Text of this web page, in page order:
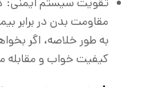
مقاومت بدن در برابر
به طور خلاصه، اگر
کیفیت خواب و مقابله